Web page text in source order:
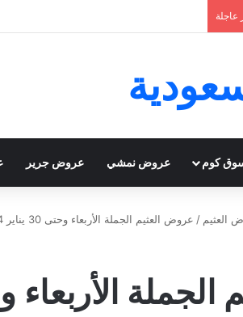
عاجلة
كوم عروض نمشي عروض جرير
العثيم / عروض العثيم الجملة الأربعاء وحتى 30 يناير 2024 مهرجان البيت غير